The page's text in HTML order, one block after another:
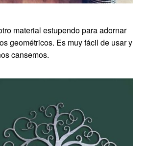
material estupendo para adornar
geométricos. Es muy fácil de usar y
cansemos.